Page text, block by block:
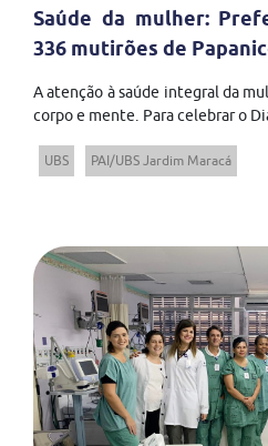
Saúde da mulher:
336 mutirões de
A atenção à saúde integral da
corpo e mente. Para celebrar o
UBS PAI/UBS Jardim Maracá